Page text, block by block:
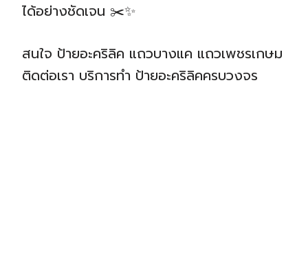
ได้อย่างชัดเจน ✂️✨
สนใจ ป้ายอะคริลิค แถวบางแค แถวเพชรเกษม
ติดต่อเรา บริการทำ ป้ายอะคริลิคครบวงจร